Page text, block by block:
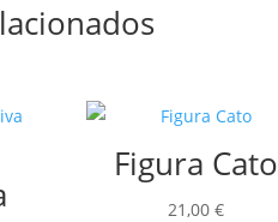
Figura Cato
21,00€